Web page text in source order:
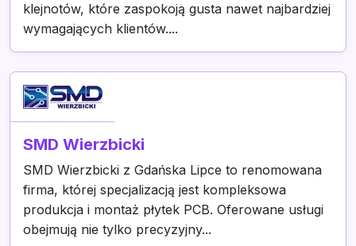
klejnotów, które zaspokoją gusta nawet najbardziej
wymagających klientów....
SMD Wierzbicki
SMD Wierzbicki z Gdańska Lipce to renomowana
firma, której specjalizacją jest kompleksowa
produkcja i montaż płytek PCB. Oferowane usługi
obejmują nie tylko precyzyjny...